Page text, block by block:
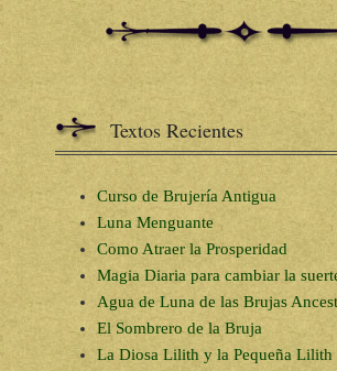
Textos Recientes
Curso de Brujería Antigua
Luna Menguante
Como Atraer la Prosperidad
Magia Diaria para cambiar la
Agua de Luna de las Brujas
El Sombrero de la Bruja
La Diosa Lilith y la Pequeña Lilith